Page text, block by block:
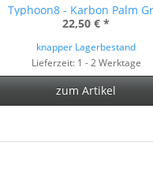
Typhoon8 - Karbon Palm
22,50 € *
knapper Lagerbestand
Lieferzeit: 1 - 2 Werktage
zum Artikel